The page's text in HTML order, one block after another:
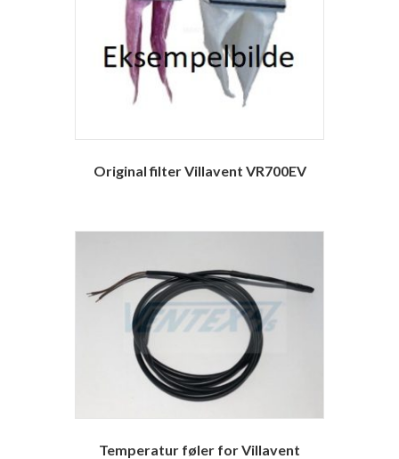
Original filter Villavent VR700EV
Temperatur føler for Villavent